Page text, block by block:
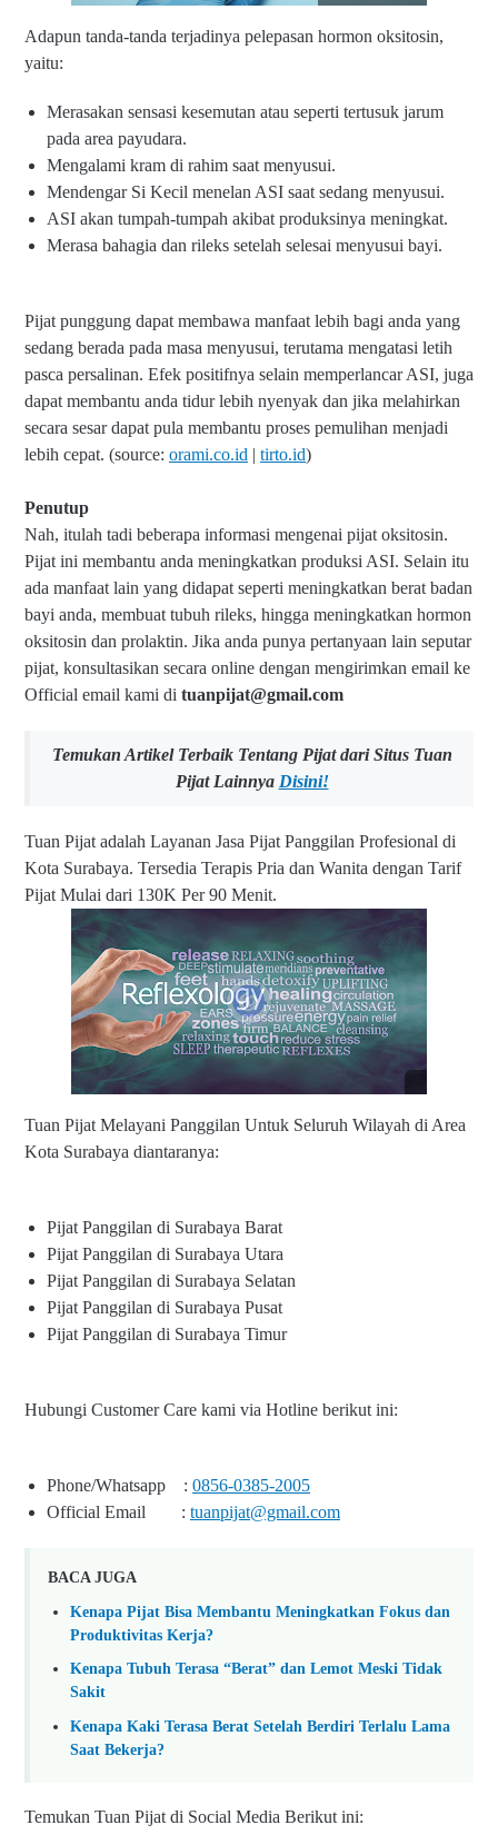
Adapun tanda-tanda terjadinya pelepasan hormon oksitosin,
yaitu:
Merasakan sensasi kesemutan atau seperti tertusuk jarum
pada area payudara.
Mengalami kram di rahim saat menyusui.
Mendengar Si Kecil menelan ASI saat sedang menyusui.
ASI akan tumpah-tumpah akibat produksinya meningkat.
Merasa bahagia dan rileks setelah selesai menyusui bayi.
Pijat punggung dapat membawa manfaat lebih bagi anda yang
sedang berada pada masa menyusui, terutama mengatasi letih
pasca persalinan. Efek positifnya selain memperlancar ASI, juga
dapat membantu anda tidur lebih nyenyak dan jika melahirkan
secara sesar dapat pula membantu proses pemulihan menjadi
lebih cepat. (source: orami.co.id | tirto.id)
Penutup
Nah, itulah tadi beberapa informasi mengenai pijat oksitosin.
Pijat ini membantu anda meningkatkan produksi ASI. Selain itu
ada manfaat lain yang didapat seperti meningkatkan berat badan
bayi anda, membuat tubuh rileks, hingga meningkatkan hormon
oksitosin dan prolaktin. Jika anda punya pertanyaan lain seputar
pijat, konsultasikan secara online dengan mengirimkan email ke
Official email kami di tuanpijat@gmail.com
Temukan Artikel Terbaik Tentang Pijat dari Situs Tuan
Pijat Lainnya Disini!
Tuan Pijat adalah Layanan Jasa Pijat Panggilan Profesional di
Kota Surabaya. Tersedia Terapis Pria dan Wanita dengan Tarif
Pijat Mulai dari 130K Per 90 Menit.
w
.t
pi
ja
t.
o
Tuan Pijat Melayani Panggilan Untuk Seluruh Wilayah di Area
Kota Surabaya diantaranya:
Pijat Panggilan di Surabaya Barat
Pijat Panggilan di Surabaya Utara
Pijat Panggilan di Surabaya Selatan
Pijat Panggilan di Surabaya Pusat
Pijat Panggilan di Surabaya Timur
Hubungi Customer Care kami via Hotline berikut ini:
Phone/Whatsapp : 0856-0385-2005
Official Email : tuanpijat@gmail.com
BACA JUGA
Kenapa Pijat Bisa Membantu Meningkatkan Fokus dan
Produktivitas Kerja?
Kenapa Tubuh Terasa “Berat” dan Lemot Meski Tidak
Sakit
Kenapa Kaki Terasa Berat Setelah Berdiri Terlalu Lama
Saat Bekerja?
Temukan Tuan Pijat di Social Media Berikut ini: